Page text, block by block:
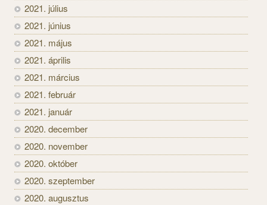
2021. július
2021. június
2021. május
2021. április
2021. március
2021. február
2021. január
2020. december
2020. november
2020. október
2020. szeptember
2020. augusztus